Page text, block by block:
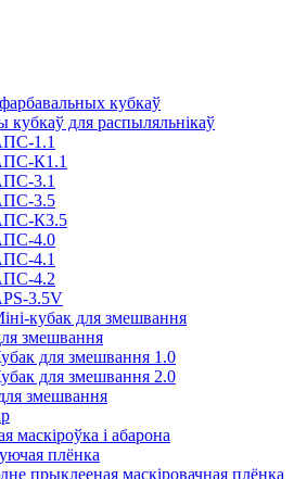
кубкаў
кубкаў для распыляльнікаў
1.1
К1.1
3.1
3.5
К3.5
4.0
4.1
4.2
3.5V
кубак для змешвання
змешвання
для змешвання 1.0
для змешвання 2.0
змешвання
маскіроўка і абарона
плёнка
прыклееная маскіровачная плёнка